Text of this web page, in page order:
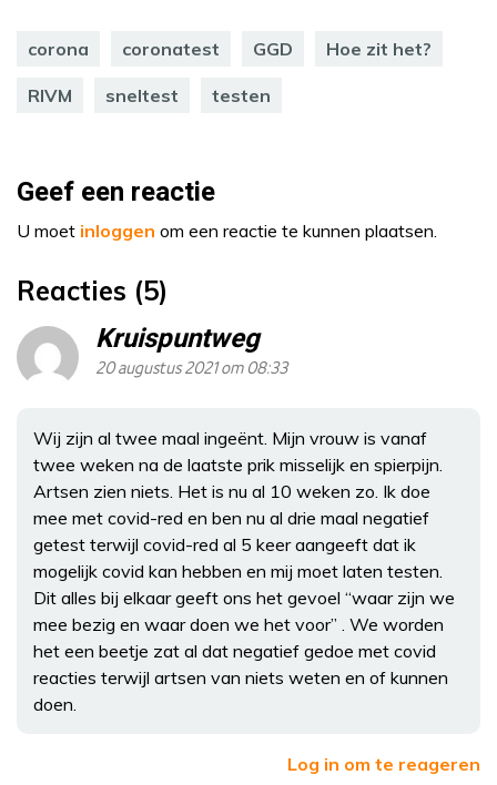
corona coronatest GGD Hoe zit het?
RIVM sneltest testen
Geef een reactie
U moet inloggen om een reactie te kunnen plaatsen.
Reacties (5)
Kruispuntweg
20 augustus 2021 om 08:33
Wij zijn al twee maal ingeënt. Mijn vrouw is vanaf
twee weken na de laatste prik misselijk en spierpijn.
Artsen zien niets. Het is nu al 10 weken zo. Ik doe
mee met covid-red en ben nu al drie maal negatief
getest terwijl covid-red al 5 keer aangeeft dat ik
mogelijk covid kan hebben en mij moet laten testen.
Dit alles bij elkaar geeft ons het gevoel “waar zijn we
mee bezig en waar doen we het voor” . We worden
het een beetje zat al dat negatief gedoe met covid
reacties terwijl artsen van niets weten en of kunnen
doen.
Log in om te reageren